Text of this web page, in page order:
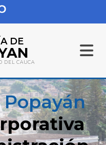
DE
DEL CAUCA